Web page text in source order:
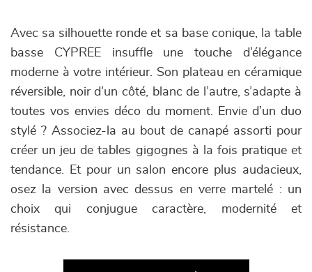
Avec sa silhouette ronde et sa base conique, la table
basse CYPREE insuffle une touche d’élégance
moderne à votre intérieur. Son plateau en céramique
réversible, noir d’un côté, blanc de l’autre, s’adapte à
toutes vos envies déco du moment. Envie d’un duo
stylé ? Associez-la au bout de canapé assorti pour
créer un jeu de tables gigognes à la fois pratique et
tendance. Et pour un salon encore plus audacieux,
osez la version avec dessus en verre martelé : un
choix qui conjugue caractère, modernité et
résistance.